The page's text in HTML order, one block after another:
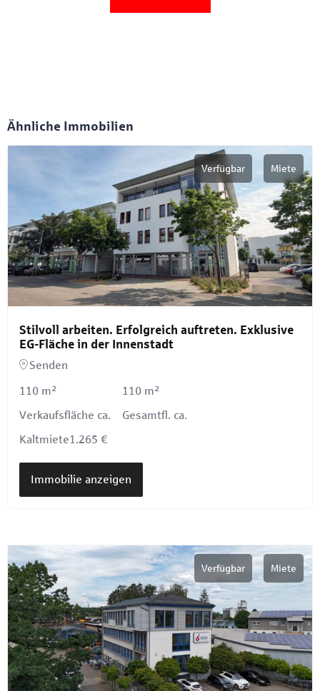
Ähnliche Immobilien
Verfügbar Miete
Stilvoll arbeiten. Erfolgreich auftreten. Exklusive
EG-Fläche in der Innenstadt
Senden
110 m²
Verkaufsfläche ca.
110 m²
Gesamtfl. ca.
Kaltmiete1.265 €
Immobilie anzeigen
Verfügbar Miete